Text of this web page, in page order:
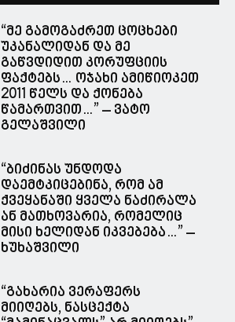
“მე გამოგაძრეთ ცოცხები
უკანალიდან და მე
გაწვდიდით კორუფციის
ფაქტებს… ოჯახი ამიწიოკეთ
2011 წელს და ქონება
წამართვით…” – ვატო
გელაშვილი
“ბიძინას უნდოდა
დაემტკიცებინა, რომ ამ
ქვეყანაში ყველა ნაძირალა
ან მათხოვარია, რომელიც
მისი ხელიდან იკვებება…” –
ხუხაშვილი
“გახარია ვერაფერს
მიიღებს, ნასცექტა